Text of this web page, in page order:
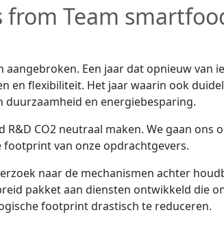
from Team
aangebroken. Een jaar dat opnieuw van
en flexibiliteit. Het jaar waarin ook
duurzaamheid en energiebesparing.
R&D CO2 neutraal maken. We gaan ons
footprint van onze opdrachtgevers.
naar de mechanismen achter
pakket aan diensten ontwikkeld die
footprint drastisch te reduceren.